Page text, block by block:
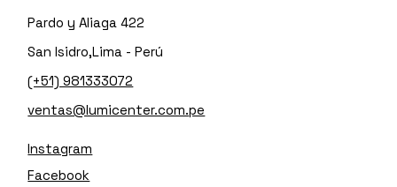
Pardo y Aliaga 422
San Isidro,Lima - Perú
(+51) 981333072
ventas@lumicenter.com.pe
Instagram
Facebook